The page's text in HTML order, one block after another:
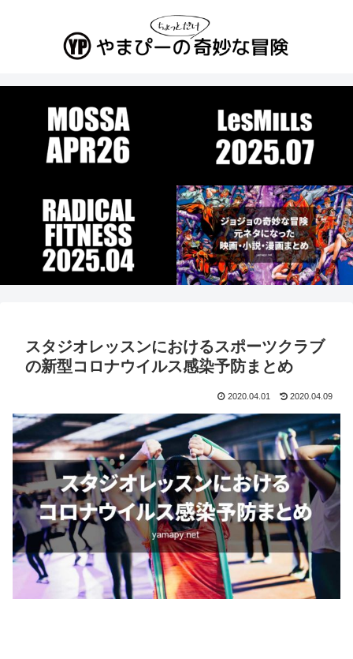
スタジオレッスンにおけるスポーツクラブ
の新型コロナウイルス感染予防まとめ
2020.04.01 2020.04.09